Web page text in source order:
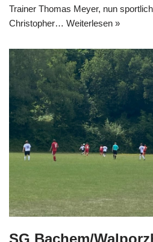
Trainer Thomas Meyer, nun
Christopher… Weiterlesen »
SG Bachem/